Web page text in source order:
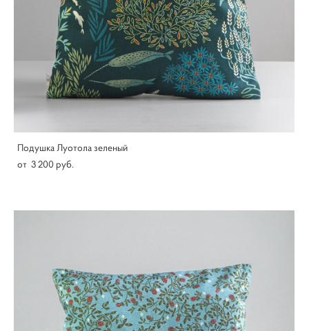
Подушка Луотола зеленый
от 3 200 pуб.